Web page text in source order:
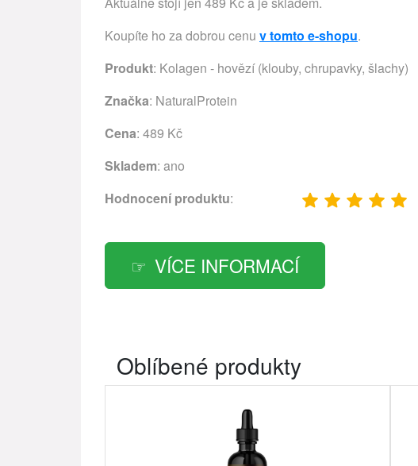
Koupíte ho za dobrou cenu v tomto e-shopu.
Produkt: Kolagen - hovězí (klouby, chrupavky, šlachy)
Značka: NaturalProtein
Cena: 489 Kč
Skladem: ano
Hodnocení produktu:
VÍCE INFORMACÍ
Oblíbené produkty